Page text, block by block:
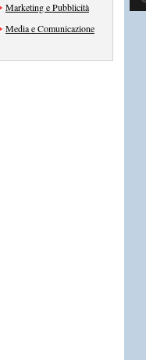
Marketing e Pubblicità
Media e Comunicazione